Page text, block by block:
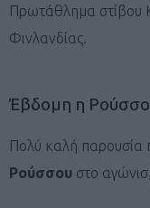
Πρωτάθλημα στίβου
Φινλανδίας.
Έβδομη η
Πολύ καλή παρουσία
Ρούσσου στο